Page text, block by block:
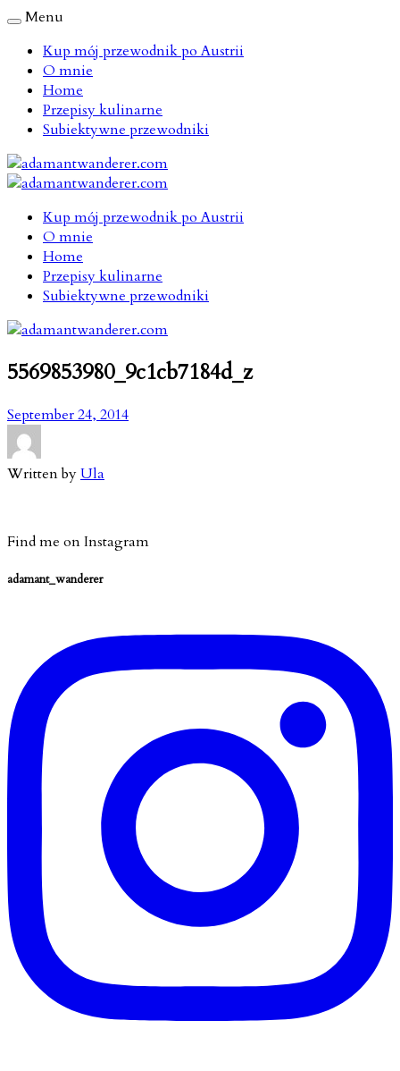
Menu
Kup mój przewodnik po Austrii
O mnie
Home
Przepisy kulinarne
Subiektywne przewodniki
Kup mój przewodnik po Austrii
O mnie
Home
Przepisy kulinarne
Subiektywne przewodniki
5569853980_9c1cb7184d_z
September 24, 2014
Written byUla
Find me on Instagram
adamant_wanderer